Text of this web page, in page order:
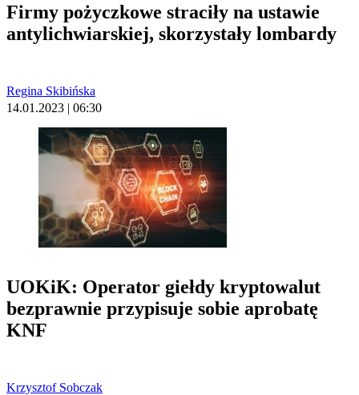
Firmy pożyczkowe straciły na ustawie
antylichwiarskiej, skorzystały lombardy
Regina Skibińska
14.01.2023 | 06:30
UOKiK: Operator giełdy kryptowalut
bezprawnie przypisuje sobie aprobatę
KNF
Krzysztof Sobczak